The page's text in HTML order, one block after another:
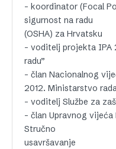
– koordinator (Focal
sigurnost na radu
(OSHA) za Hrvatsku
– voditelj projekta
radu”
– član Nacionalnog
2012. Ministarstvo
– voditelj Službe za
– član Upravnog vijeća
Stručno
usavršavanje